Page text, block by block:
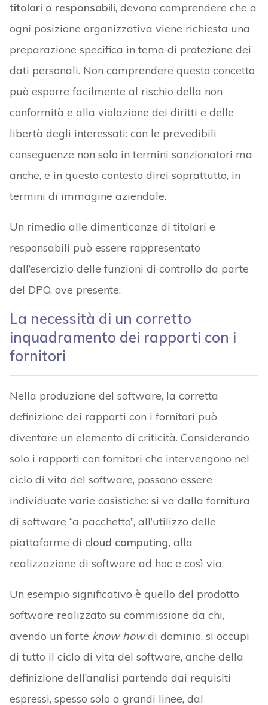
titolari o responsabili, devono comprendere che a
ogni posizione organizzativa viene richiesta una
preparazione specifica in tema di protezione dei
dati personali. Non comprendere questo concetto
può esporre facilmente al rischio della non
conformità e alla violazione dei diritti e delle
libertà degli interessati: con le prevedibili
conseguenze non solo in termini sanzionatori ma
anche, e in questo contesto direi soprattutto, in
termini di immagine aziendale.
Un rimedio alle dimenticanze di titolari e
responsabili può essere rappresentato
dall’esercizio delle funzioni di controllo da parte
del DPO, ove presente.
La necessità di un corretto
inquadramento dei rapporti con i
fornitori
Nella produzione del software, la corretta
definizione dei rapporti con i fornitori può
diventare un elemento di criticità. Considerando
solo i rapporti con fornitori che intervengono nel
ciclo di vita del software, possono essere
individuate varie casistiche: si va dalla fornitura
di software “a pacchetto”, all’utilizzo delle
piattaforme di cloud computing, alla
realizzazione di software ad hoc e così via.
Un esempio significativo è quello del prodotto
software realizzato su commissione da chi,
avendo un forte know howdi dominio, si occupi
di tutto il ciclo di vita del software, anche della
definizione dell’analisi partendo dai requisiti
espressi, spesso solo a grandi linee, dal